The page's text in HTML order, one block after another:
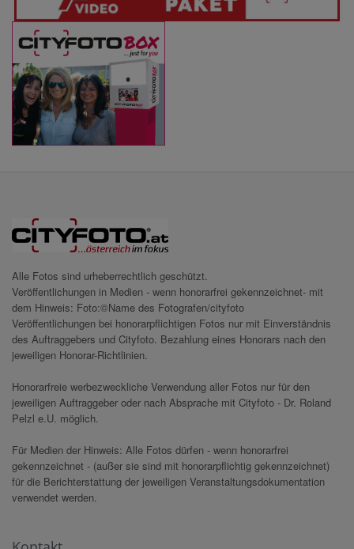
Alle Fotos sind urheberrechtlich geschützt.
Veröffentlichungen in Medien - wenn honorarfrei gekennzeichnet- mit
dem Hinweis: Foto:©Name des Fotografen/cityfoto
Veröffentlichungen bei honorarpflichtigen Fotos nur mit Einverständnis
des Auftraggebers und Cityfoto. Bezahlung eines Honorars nach den
jeweiligen Honorar-Richtlinien.
Honorarfreie werbezweckliche Verwendung aller Fotos nur für den
jeweiligen Auftraggeber oder nach Absprache mit Cityfoto - Dr. Roland
Pelzl e.U. möglich.
Für Medien der Hinweis: Alle Fotos dürfen - wenn honorarfrei
gekennzeichnet - (außer sie sind mit honorarpflichtig gekennzeichnet)
für die Berichterstattung der jeweiligen Veranstaltungsdokumentation
verwendet werden.